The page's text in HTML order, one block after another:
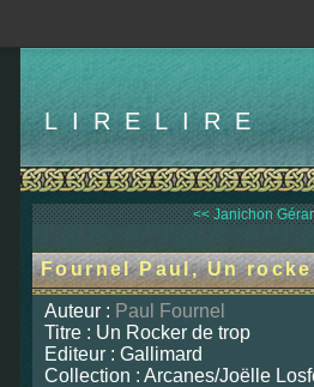
LIRELIRE
<< Janichon
Fournel Paul, Un
Auteur : Paul Fournel
Titre : Un Rocker de trop
Editeur : Gallimard
Collection : Arcanes/Joëlle